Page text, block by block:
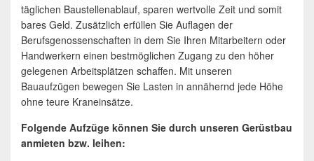
täglichen Baustellenablauf, sparen wertvolle Zeit und somit
bares Geld. Zusätzlich erfüllen Sie Auflagen der
Berufsgenossenschaften in dem Sie Ihren Mitarbeitern oder
Handwerkern einen bestmöglichen Zugang zu den höher
gelegenen Arbeitsplätzen schaffen. Mit unseren
Bauaufzügen bewegen Sie Lasten in annähernd jede Höhe
ohne teure Kraneinsätze.
Folgende Aufzüge können Sie durch unseren Gerüstbau
anmieten bzw. leihen: